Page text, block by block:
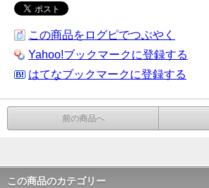
この商品をログピでつぶやく
Yahoo!ブックマークに登録する
はてなブックマークに登録する
前の商品へ
この商品のカテゴリー